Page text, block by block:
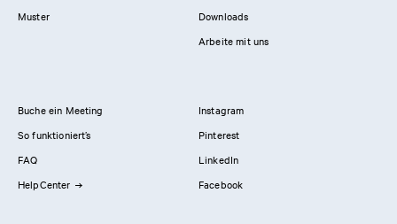
Muster
Downloads
Arbeite mit uns
Buche ein Meeting
So funktioniert’s
FAQ
HelpCenter
Instagram
Pinterest
LinkedIn
Facebook